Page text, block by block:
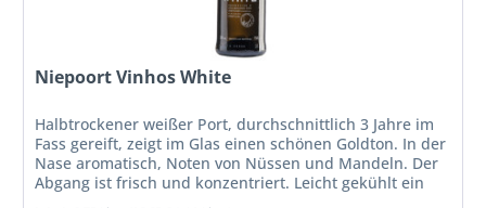
Niepoort Vinhos White
Halbtrockener weißer Port, durchschnittlich 3 Jahre im
Fass gereift, zeigt im Glas einen schönen Goldton. In der
Nase aromatisch, Noten von Nüssen und Mandeln. Der
Abgang ist frisch und konzentriert. Leicht gekühlt ein
belebender...